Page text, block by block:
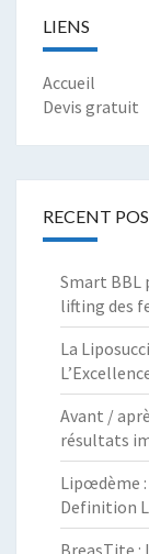
LIENS
Accueil
Devis gratuit
RECENT
Smart BBL
lifting des
La
Avant /
résultats
Lipœdème
Definition
BreasTite :